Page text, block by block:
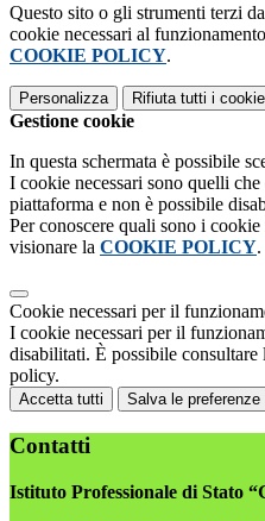
Questo sito o gli strumenti terzi
cookie necessari al
COOKIE POLICY.
Personalizza Rifiuta tutti i
Gestione cookie
In questa schermata è possibile
I cookie necessari sono quelli
piattaforma e non è possibile
Per conoscere quali sono i
visionare la COOKIE POLICY.
Cookie necessari per il
I cookie necessari per il
disabilitati. È possibile
policy.
Accetta tutti Salva le preferenze
Contatti
Istituto Professionale di Stato